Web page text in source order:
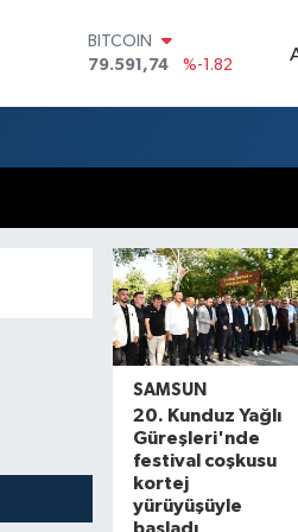
BITCOIN
79.591,74
%-1.82
45,43620
%0.02
G.ALTIN
6862,09000
%0.19
BİST100
14.598,00
%0
SAMSUN
20. Kunduz Yağlı
Güreşleri'nde
festival coşkusu
kortej
yürüyüşüyle